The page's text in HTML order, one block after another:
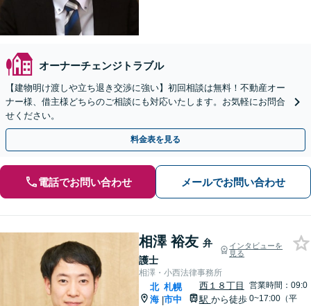
オーナーチェンジトラブル
【建物明け渡しや立ち退き交渉に強い】初回相談は無料！不動産オー
ナー様、借主様どちらのご相談にも対応いたします。お気軽にお問合
せください。
料金表を見る
電話でお問い合わせ メールでお問い合わせ
相澤 裕友 弁
護士
インタビューを
見る
相澤・小西法律事務所
北
海 |
札幌
市中
西１８丁目
駅 から徒歩
営業時間：09:0
0~17:00（平